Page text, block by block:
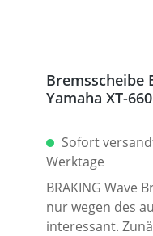
Bremsscheibe
Yamaha XT-
Sofort
Werktage
BRAKING Wave
nur wegen des
interessant.